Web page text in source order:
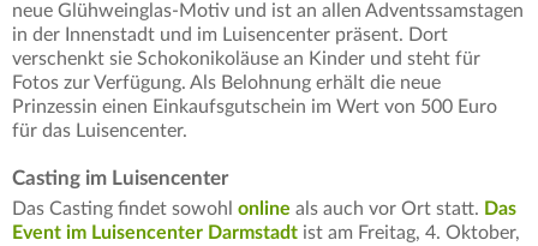
neue Glühweinglas-Motiv und ist an allen Adventssamstagen
in der Innenstadt und im Luisencenter präsent. Dort
verschenkt sie Schokonikoläuse an Kinder und steht für
Fotos zur Verfügung. Als Belohnung erhält die neue
Prinzessin einen Einkaufsgutschein im Wert von 500 Euro
für das Luisencenter.
Casting im Luisencenter
Das Casting findet sowohl online als auch vor Ort statt. Das
Event im Luisencenter Darmstadt ist am Freitag, 4. Oktober,